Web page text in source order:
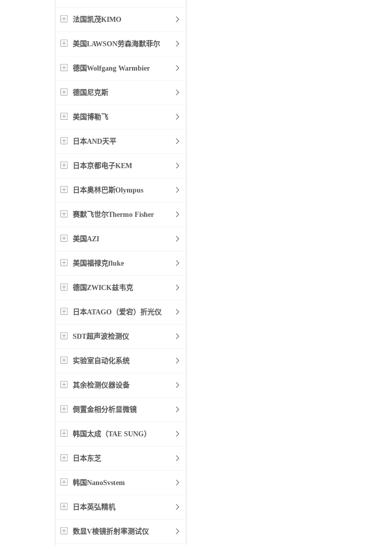
法国凯茂KIMO
美国LAWSON劳森海默菲尔
德国Wolfgang Warmbier
德国尼克斯
美国博勒飞
日本AND天平
日本京都电子KEM
日本奥林巴斯Olympus
赛默飞世尔Thermo Fisher
美国AZI
美国福禄克fluke
德国ZWICK兹韦克
日本ATAGO（爱宕）折光仪
SDT超声波检测仪
实验室自动化系统
其余检测仪器设备
倒置金相分析显微镜
韩国太成（TAE SUNG）
日本东芝
韩国NanoSvstem
日本英弘精机
数显V棱镜折射率测试仪